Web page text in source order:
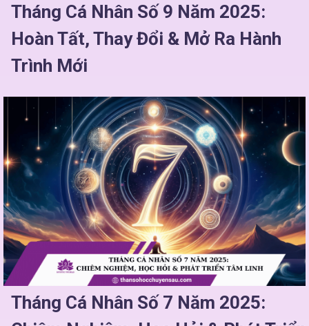
Tháng Cá Nhân Số 9 Năm 2025:
Hoàn Tất, Thay Đổi & Mở Ra Hành
Trình Mới
Tháng Cá Nhân Số 7 Năm 2025: